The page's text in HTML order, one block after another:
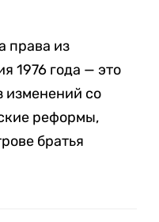
права из
1976 года — это
изменений со
реформы,
братья